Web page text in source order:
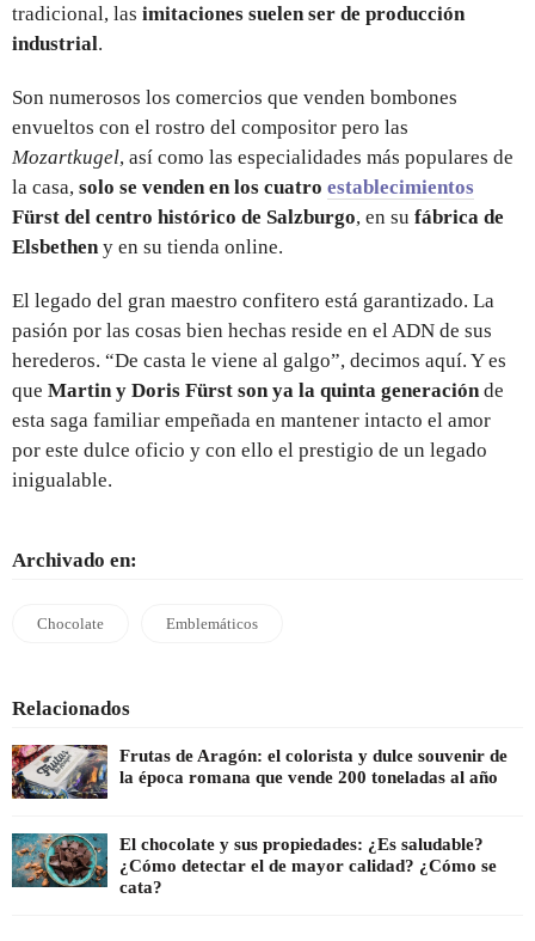
tradicional, las imitaciones suelen ser de producción
industrial.
Son numerosos los comercios que venden bombones
envueltos con el rostro del compositor pero las
Mozartkugel, así como las especialidades más populares de
la casa, solo se venden en los cuatro establecimientos
Fürst del centro histórico de Salzburgo, en su fábrica de
Elsbethen y en su tienda online.
El legado del gran maestro confitero está garantizado. La
pasión por las cosas bien hechas reside en el ADN de sus
herederos. “De casta le viene al galgo”, decimos aquí. Y es
que Martin y Doris Fürst son ya la quinta generación de
esta saga familiar empeñada en mantener intacto el amor
por este dulce oficio y con ello el prestigio de un legado
inigualable.
Archivado en:
Chocolate Emblemáticos
Relacionados
Frutas de Aragón: el colorista y dulce souvenir de
la época romana que vende 200 toneladas al año
El chocolate y sus propiedades: ¿Es saludable?
¿Cómo detectar el de mayor calidad? ¿Cómo se
cata?